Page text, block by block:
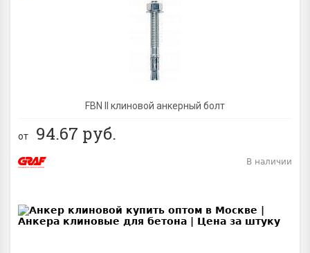
FBN II клиновой анкерный болт
от 94.67 руб.
В наличии